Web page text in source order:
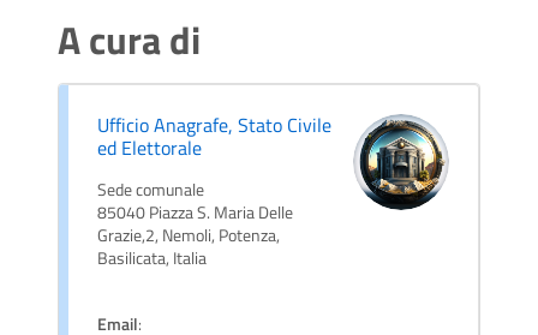
A cura di
Ufficio Anagrafe, Stato Civile
ed Elettorale
Sede comunale
85040 Piazza S. Maria Delle
Grazie,2, Nemoli, Potenza,
Basilicata, Italia
Email: